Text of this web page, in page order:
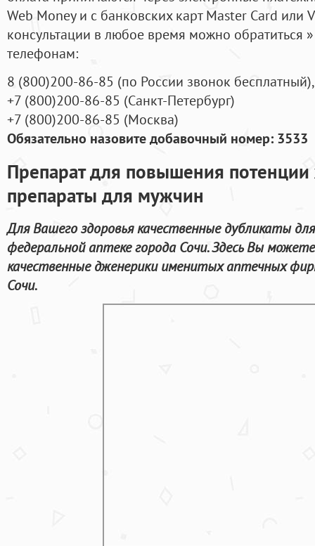
Web Money и с банковских карт Master Card или
консультации в любое время можно обратиться
телефонам:
8 (800)200-86-85 (по России звонок бесплатный),
+7 (800)200-86-85 (Санкт-Петербург)
+7 (800)200-86-85 (Москва)
Обязательно назовите добавочный номер: 3533
Препарат для повышения
препараты для мужчин
Для Вашего здоровья качественные дубликаты
федеральной аптеке города Сочи. Здесь Вы
качественные дженерики именитых аптечных
Сочи.